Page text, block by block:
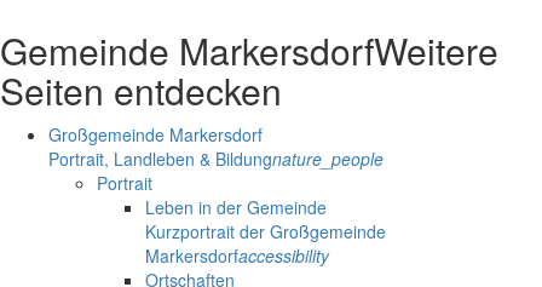
Gemeinde MarkersdorfWeitere
Seiten entdecken
Großgemeinde Markersdorf
Portrait, Landleben & Bildungnature_people
Portrait
Leben in der Gemeinde
Kurzportrait der Großgemeinde
Markersdorfaccessibility
Ortschaften